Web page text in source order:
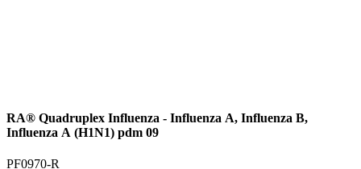
RA® Quadruplex Influenza - Influenza A, Influenza B,
Influenza A (H1N1) pdm 09
PF0970-R